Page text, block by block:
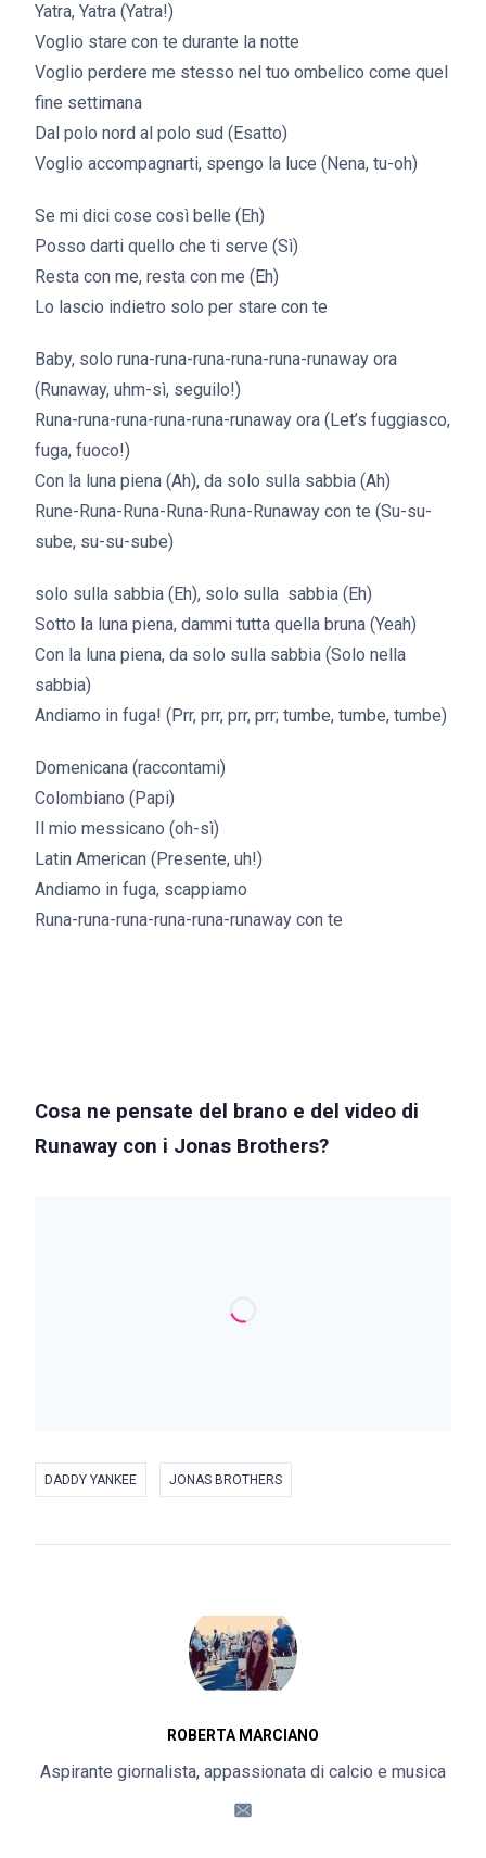
Yatra, Yatra (Yatra!)
Voglio stare con te durante la notte
Voglio perdere me stesso nel tuo ombelico come quel
fine settimana
Dal polo nord al polo sud (Esatto)
Voglio accompagnarti, spengo la luce (Nena, tu-oh)
Se mi dici cose così belle (Eh)
Posso darti quello che ti serve (Sì)
Resta con me, resta con me (Eh)
Lo lascio indietro solo per stare con te
Baby, solo runa-runa-runa-runa-runa-runaway ora
(Runaway, uhm-sì, seguilo!)
Runa-runa-runa-runa-runa-runaway ora (Let’s fuggiasco,
fuga, fuoco!)
Con la luna piena (Ah), da solo sulla sabbia (Ah)
Rune-Runa-Runa-Runa-Runa-Runaway con te (Su-su-
sube, su-su-sube)
solo sulla sabbia (Eh), solo sulla sabbia (Eh)
Sotto la luna piena, dammi tutta quella bruna (Yeah)
Con la luna piena, da solo sulla sabbia (Solo nella
sabbia)
Andiamo in fuga! (Prr, prr, prr, prr; tumbe, tumbe, tumbe)
Domenicana (raccontami)
Colombiano (Papi)
Il mio messicano (oh-sì)
Latin American (Presente, uh!)
Andiamo in fuga, scappiamo
Runa-runa-runa-runa-runa-runaway con te
Cosa ne pensate del brano e del video di
Runaway con i Jonas Brothers?
DADDY YANKEE JONAS BROTHERS
ROBERTA MARCIANO
Aspirante giornalista, appassionata di calcio e musica